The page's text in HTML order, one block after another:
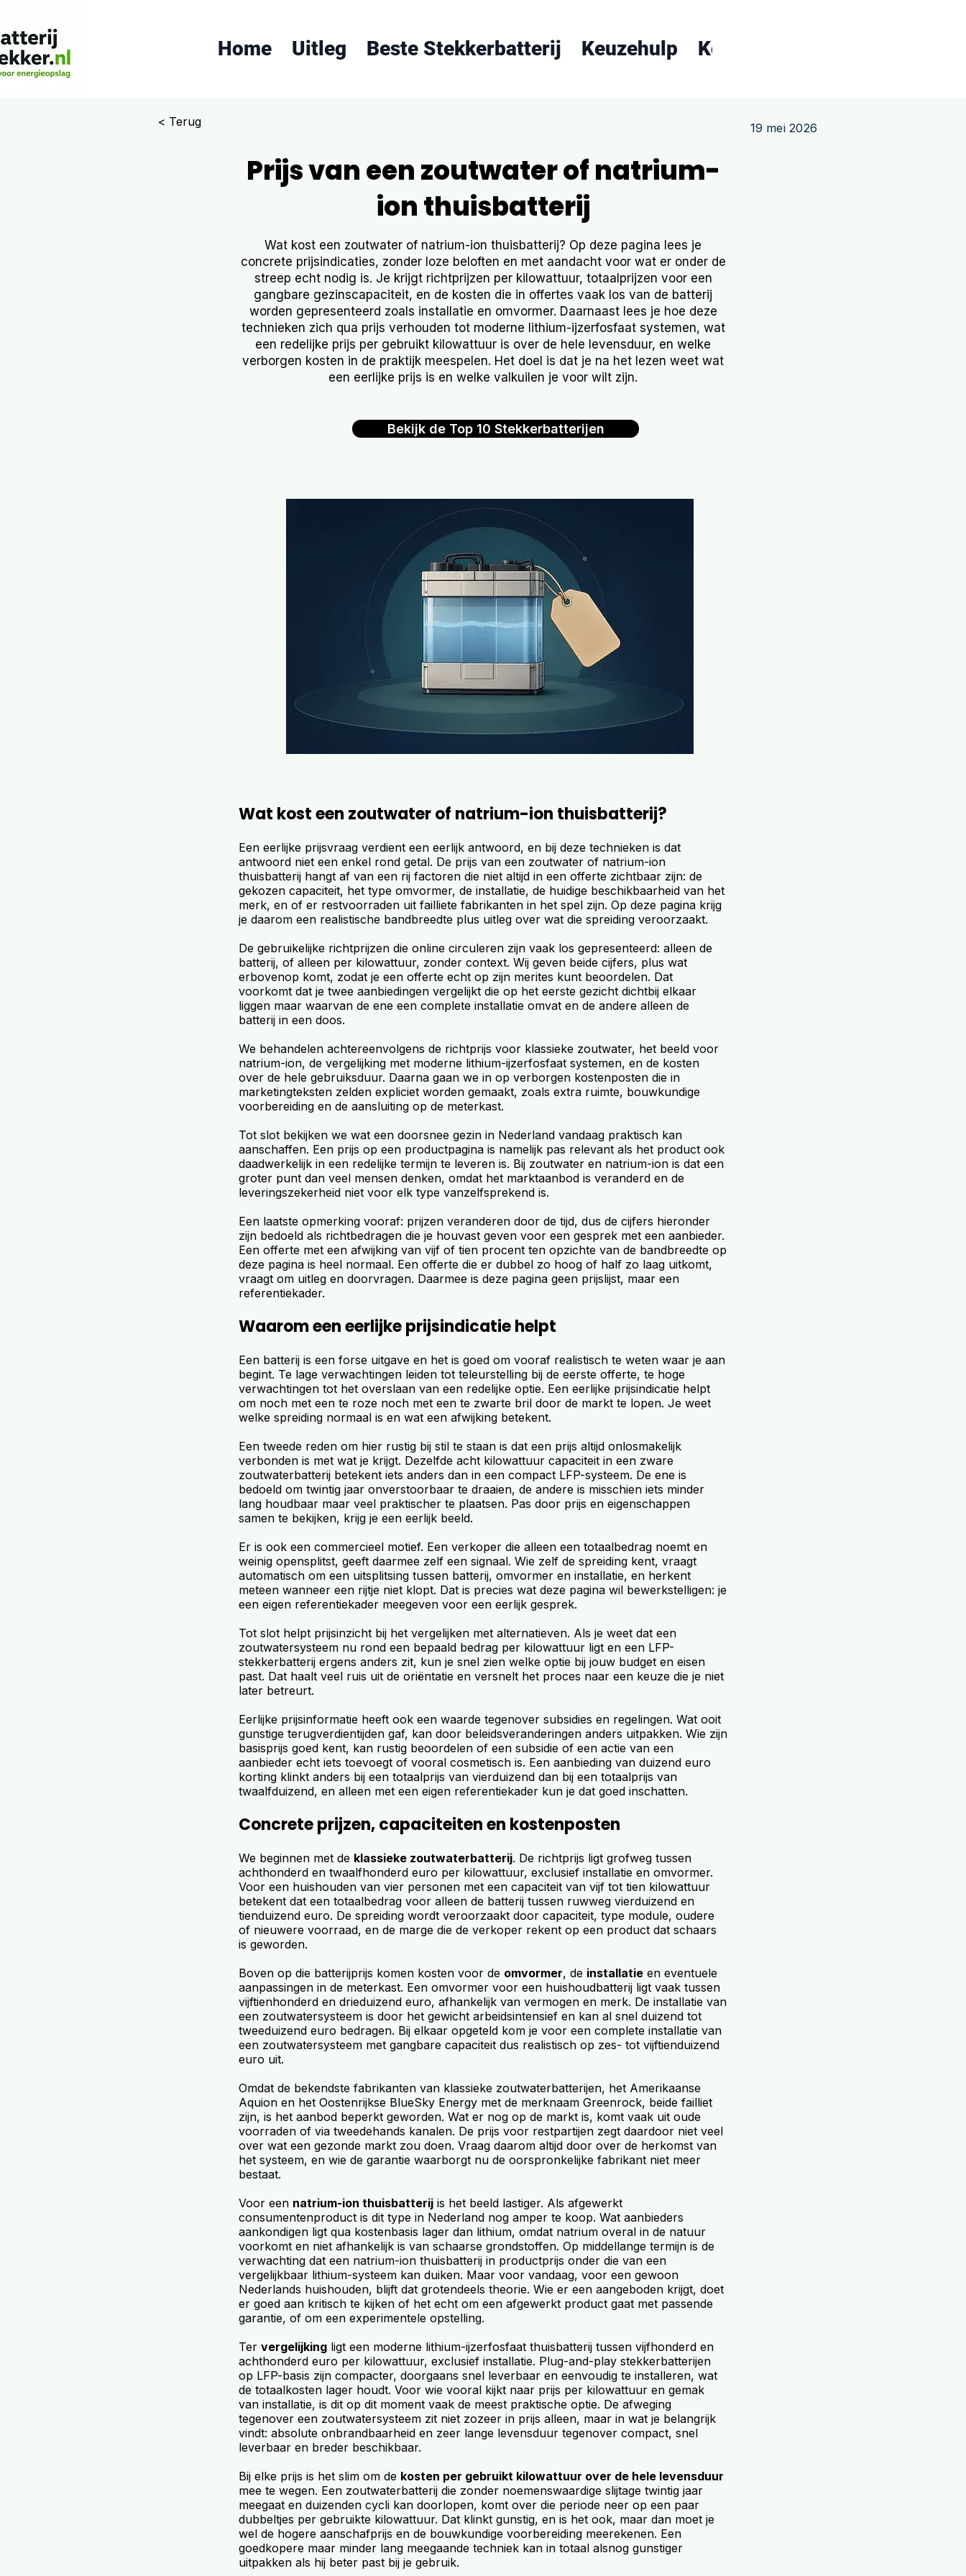
Home Uitleg Beste Stekkerbatterij Keuzehulp Koopgids
< Terug 19 mei 2026
Prijs van een zoutwater of natrium-
ion thuisbatterij
Wat kost een zoutwater of natrium-ion thuisbatterij? Op deze pagina lees je
concrete prijsindicaties, zonder loze beloften en met aandacht voor wat er onder de
streep echt nodig is. Je krijgt richtprijzen per kilowattuur, totaalprijzen voor een
gangbare gezinscapaciteit, en de kosten die in offertes vaak los van de batterij
worden gepresenteerd zoals installatie en omvormer. Daarnaast lees je hoe deze
technieken zich qua prijs verhouden tot moderne lithium-ijzerfosfaat systemen, wat
een redelijke prijs per gebruikt kilowattuur is over de hele levensduur, en welke
verborgen kosten in de praktijk meespelen. Het doel is dat je na het lezen weet wat
een eerlijke prijs is en welke valkuilen je voor wilt zijn.
Bekijk de Top 10 Stekkerbatterijen
Wat kost een zoutwater of natrium-ion thuisbatterij?
Een eerlijke prijsvraag verdient een eerlijk antwoord, en bij deze technieken is dat
antwoord niet een enkel rond getal. De prijs van een zoutwater of natrium-ion
thuisbatterij hangt af van een rij factoren die niet altijd in een offerte zichtbaar zijn: de
gekozen capaciteit, het type omvormer, de installatie, de huidige beschikbaarheid van het
merk, en of er restvoorraden uit failliete fabrikanten in het spel zijn. Op deze pagina krijg
je daarom een realistische bandbreedte plus uitleg over wat die spreiding veroorzaakt.
De gebruikelijke richtprijzen die online circuleren zijn vaak los gepresenteerd: alleen de
batterij, of alleen per kilowattuur, zonder context. Wij geven beide cijfers, plus wat
erbovenop komt, zodat je een offerte echt op zijn merites kunt beoordelen. Dat
voorkomt dat je twee aanbiedingen vergelijkt die op het eerste gezicht dichtbij elkaar
liggen maar waarvan de ene een complete installatie omvat en de andere alleen de
batterij in een doos.
We behandelen achtereenvolgens de richtprijs voor klassieke zoutwater, het beeld voor
natrium-ion, de vergelijking met moderne lithium-ijzerfosfaat systemen, en de kosten
over de hele gebruiksduur. Daarna gaan we in op verborgen kostenposten die in
marketingteksten zelden expliciet worden gemaakt, zoals extra ruimte, bouwkundige
voorbereiding en de aansluiting op de meterkast.
Tot slot bekijken we wat een doorsnee gezin in Nederland vandaag praktisch kan
aanschaffen. Een prijs op een productpagina is namelijk pas relevant als het product ook
daadwerkelijk in een redelijke termijn te leveren is. Bij zoutwater en natrium-ion is dat een
groter punt dan veel mensen denken, omdat het marktaanbod is veranderd en de
leveringszekerheid niet voor elk type vanzelfsprekend is.
Een laatste opmerking vooraf: prijzen veranderen door de tijd, dus de cijfers hieronder
zijn bedoeld als richtbedragen die je houvast geven voor een gesprek met een aanbieder.
Een offerte met een afwijking van vijf of tien procent ten opzichte van de bandbreedte op
deze pagina is heel normaal. Een offerte die er dubbel zo hoog of half zo laag uitkomt,
vraagt om uitleg en doorvragen. Daarmee is deze pagina geen prijslijst, maar een
referentiekader.
Waarom een eerlijke prijsindicatie helpt
Een batterij is een forse uitgave en het is goed om vooraf realistisch te weten waar je aan
begint. Te lage verwachtingen leiden tot teleurstelling bij de eerste offerte, te hoge
verwachtingen tot het overslaan van een redelijke optie. Een eerlijke prijsindicatie helpt
om noch met een te roze noch met een te zwarte bril door de markt te lopen. Je weet
welke spreiding normaal is en wat een afwijking betekent.
Een tweede reden om hier rustig bij stil te staan is dat een prijs altijd onlosmakelijk
verbonden is met wat je krijgt. Dezelfde acht kilowattuur capaciteit in een zware
zoutwaterbatterij betekent iets anders dan in een compact LFP-systeem. De ene is
bedoeld om twintig jaar onverstoorbaar te draaien, de andere is misschien iets minder
lang houdbaar maar veel praktischer te plaatsen. Pas door prijs en eigenschappen
samen te bekijken, krijg je een eerlijk beeld.
Er is ook een commercieel motief. Een verkoper die alleen een totaalbedrag noemt en
weinig opensplitst, geeft daarmee zelf een signaal. Wie zelf de spreiding kent, vraagt
automatisch om een uitsplitsing tussen batterij, omvormer en installatie, en herkent
meteen wanneer een rijtje niet klopt. Dat is precies wat deze pagina wil bewerkstelligen: je
een eigen referentiekader meegeven voor een eerlijk gesprek.
Tot slot helpt prijsinzicht bij het vergelijken met alternatieven. Als je weet dat een
zoutwatersysteem nu rond een bepaald bedrag per kilowattuur ligt en een LFP-
stekkerbatterij ergens anders zit, kun je snel zien welke optie bij jouw budget en eisen
past. Dat haalt veel ruis uit de oriëntatie en versnelt het proces naar een keuze die je niet
later betreurt.
Eerlijke prijsinformatie heeft ook een waarde tegenover subsidies en regelingen. Wat ooit
gunstige terugverdientijden gaf, kan door beleidsveranderingen anders uitpakken. Wie zijn
basisprijs goed kent, kan rustig beoordelen of een subsidie of een actie van een
aanbieder echt iets toevoegt of vooral cosmetisch is. Een aanbieding van duizend euro
korting klinkt anders bij een totaalprijs van vierduizend dan bij een totaalprijs van
twaalfduizend, en alleen met een eigen referentiekader kun je dat goed inschatten.
Concrete prijzen, capaciteiten en kostenposten
We beginnen met de klassieke zoutwaterbatterij. De richtprijs ligt grofweg tussen
achthonderd en twaalfhonderd euro per kilowattuur, exclusief installatie en omvormer.
Voor een huishouden van vier personen met een capaciteit van vijf tot tien kilowattuur
betekent dat een totaalbedrag voor alleen de batterij tussen ruwweg vierduizend en
tienduizend euro. De spreiding wordt veroorzaakt door capaciteit, type module, oudere
of nieuwere voorraad, en de marge die de verkoper rekent op een product dat schaars
is geworden.
Boven op die batterijprijs komen kosten voor de omvormer, de installatie en eventuele
aanpassingen in de meterkast. Een omvormer voor een huishoudbatterij ligt vaak tussen
vijftienhonderd en drieduizend euro, afhankelijk van vermogen en merk. De installatie van
een zoutwatersysteem is door het gewicht arbeidsintensief en kan al snel duizend tot
tweeduizend euro bedragen. Bij elkaar opgeteld kom je voor een complete installatie van
een zoutwatersysteem met gangbare capaciteit dus realistisch op zes- tot vijftienduizend
euro uit.
Omdat de bekendste fabrikanten van klassieke zoutwaterbatterijen, het Amerikaanse
Aquion en het Oostenrijkse BlueSky Energy met de merknaam Greenrock, beide failliet
zijn, is het aanbod beperkt geworden. Wat er nog op de markt is, komt vaak uit oude
voorraden of via tweedehands kanalen. De prijs voor restpartijen zegt daardoor niet veel
over wat een gezonde markt zou doen. Vraag daarom altijd door over de herkomst van
het systeem, en wie de garantie waarborgt nu de oorspronkelijke fabrikant niet meer
bestaat.
Voor een natrium-ion thuisbatterij is het beeld lastiger. Als afgewerkt
consumentenproduct is dit type in Nederland nog amper te koop. Wat aanbieders
aankondigen ligt qua kostenbasis lager dan lithium, omdat natrium overal in de natuur
voorkomt en niet afhankelijk is van schaarse grondstoffen. Op middellange termijn is de
verwachting dat een natrium-ion thuisbatterij in productprijs onder die van een
vergelijkbaar lithium-systeem kan duiken. Maar voor vandaag, voor een gewoon
Nederlands huishouden, blijft dat grotendeels theorie. Wie er een aangeboden krijgt, doet
er goed aan kritisch te kijken of het echt om een afgewerkt product gaat met passende
garantie, of om een experimentele opstelling.
Ter vergelijking ligt een moderne lithium-ijzerfosfaat thuisbatterij tussen vijfhonderd en
achthonderd euro per kilowattuur, exclusief installatie. Plug-and-play stekkerbatterijen
op LFP-basis zijn compacter, doorgaans snel leverbaar en eenvoudig te installeren, wat
de totaalkosten lager houdt. Voor wie vooral kijkt naar prijs per kilowattuur en gemak
van installatie, is dit op dit moment vaak de meest praktische optie. De afweging
tegenover een zoutwatersysteem zit niet zozeer in prijs alleen, maar in wat je belangrijk
vindt: absolute onbrandbaarheid en zeer lange levensduur tegenover compact, snel
leverbaar en breder beschikbaar.
Bij elke prijs is het slim om de kosten per gebruikt kilowattuur over de hele levensduur
mee te wegen. Een zoutwaterbatterij die zonder noemenswaardige slijtage twintig jaar
meegaat en duizenden cycli kan doorlopen, komt over die periode neer op een paar
dubbeltjes per gebruikte kilowattuur. Dat klinkt gunstig, en is het ook, maar dan moet je
wel de hogere aanschafprijs en de bouwkundige voorbereiding meerekenen. Een
goedkopere maar minder lang meegaande techniek kan in totaal alsnog gunstiger
uitpakken als hij beter past bij je gebruik.